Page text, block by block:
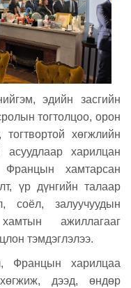
эдийн засгийн
тогтолцоо, орон
хөгжлийн
асуудлаар харилцан
хамтарсан
үр дүнгийн талаар
соёл, залуучуудын
ажиллагааг
тэмдэглэлээ.
Францын харилцаа
дээд, өндөр